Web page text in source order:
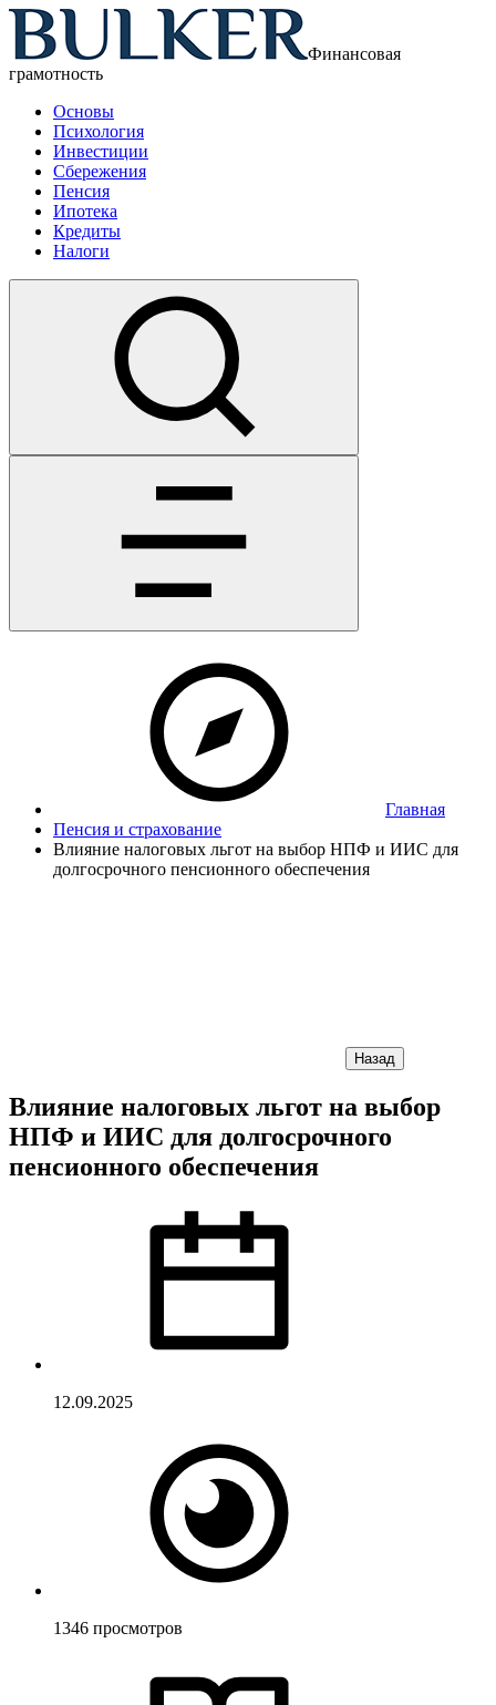
Финансовая
грамотность
Основы
Психология
Инвестиции
Сбережения
Пенсия
Ипотека
Кредиты
Налоги
Главная
Пенсия и страхование
Влияние налоговых льгот на выбор НПФ и ИИС для
долгосрочного пенсионного обеспечения
Назад
Влияние налоговых льгот на выбор
НПФ и ИИС для долгосрочного
пенсионного обеспечения
12.09.2025
1346 просмотров